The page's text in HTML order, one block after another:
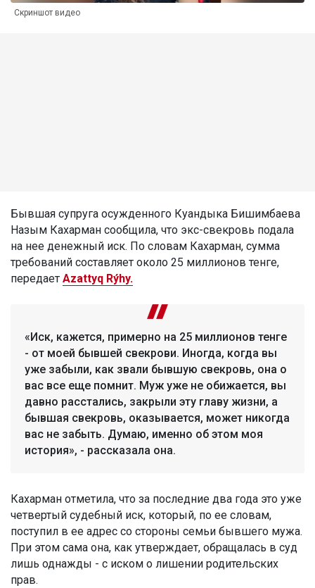
Скриншот видео
Бывшая супруга осужденного Куандыка Бишимбаева
Назым Кахарман сообщила, что экс-свекровь подала
на нее денежный иск. По словам Кахарман, сумма
требований составляет около 25 миллионов тенге,
передает Azattyq Rýhy.
«Иск, кажется, примерно на 25 миллионов тенге
- от моей бывшей свекрови. Иногда, когда вы
уже забыли, как звали бывшую свекровь, она о
вас все еще помнит. Муж уже не обижается, вы
давно расстались, закрыли эту главу жизни, а
бывшая свекровь, оказывается, может никогда
вас не забыть. Думаю, именно об этом моя
история», - рассказала она.
Кахарман отметила, что за последние два года это уже
четвертый судебный иск, который, по ее словам,
поступил в ее адрес со стороны семьи бывшего мужа.
При этом сама она, как утверждает, обращалась в суд
лишь однажды - с иском о лишении родительских
прав.